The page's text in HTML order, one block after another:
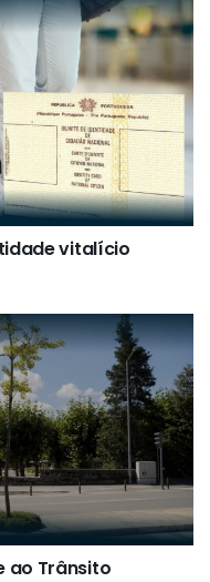
vitalício
ao Trânsito